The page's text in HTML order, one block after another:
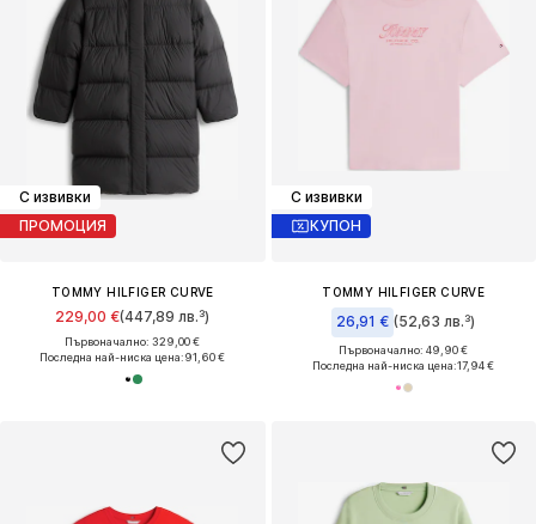
С извивки
ПРОМОЦИЯ
TOMMY HILFIGER CURVE
229,00 €(447,89 лв.³)
Първоначално: 329,00 €
Последна най-ниска цена:91,60 €
С извивки
КУПОН
TOMMY HILFIGER CURVE
26,91 € (52,63 лв.³)
Първоначално: 49,90 €
Последна най-ниска цена:17,94 €